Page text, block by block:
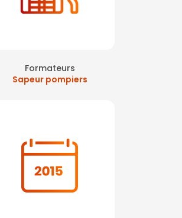
Formateurs
Sapeur pompiers